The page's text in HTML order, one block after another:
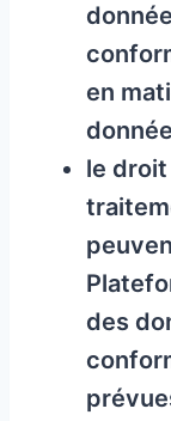
en
le
des